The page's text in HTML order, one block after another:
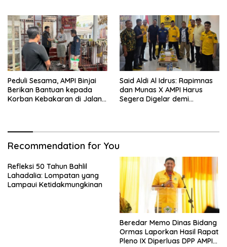
Peduli Sesama, AMPI Binjai
Berikan Bantuan kepada
Korban Kebakaran di Jalan
Said Aldi Al Idrus: Rapimnas
dan Munas X AMPI Harus
Segera Digelar demi
Recommendation for You
Refleksi 50 Tahun Bahlil
Lahadalia: Lompatan yang
Lampaui Ketidakmungkinan
Beredar Memo Dinas Bidang
Ormas Laporkan Hasil Rapat
Pleno IX Diperluas DPP AMPI